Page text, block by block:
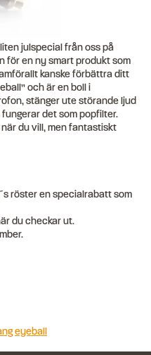
julspecial från oss på
för en ny smart produkt som
kanske förbättra ditt
och är en boll i
stänger ute störande ljud
det som popfilter.
du vill, men fantastiskt
röster en specialrabatt som
du checkar ut.
eyeball